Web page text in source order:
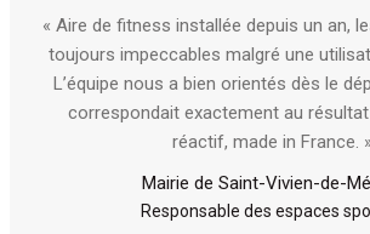
« Aire de fitness installée depuis un an,
toujours impeccables malgré une
L’équipe nous a bien orientés dès le
correspondait exactement au résultat
réactif, made in France.
Mairie de Saint-Vivien-de-
Responsable des espaces